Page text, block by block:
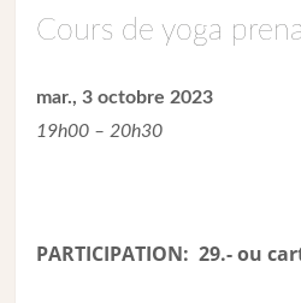
Cours de yoga
mar., 3 octobre 2023
19h00 – 20h30
PARTICIPATION: 29.- ou